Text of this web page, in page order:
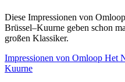
Diese Impressionen von
Brüssel–Kuurne geben schon
großen Klassiker.
Impressionen von Omloop Het
Kuurne